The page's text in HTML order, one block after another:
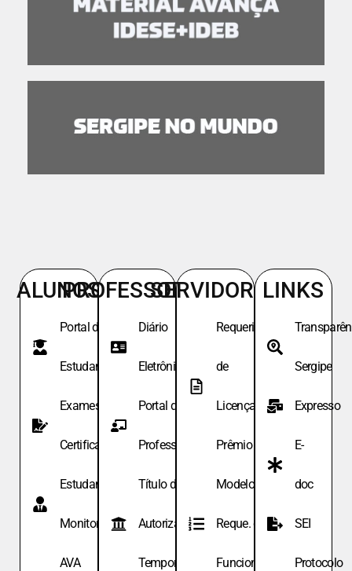
ALUNOS
Portal do
Estudante
Exames de
Certificação
Estudante
Monitor
AVA
PROFESSORES
Diário
Eletrônico
Portal do
Professor
Título de
Autoriza.
Temporária
SERVIDORES
Requeri.
de
Licença
Prêmio
Modelo de
Reque. de
Funcionário
LINKS
Sergipe
Expresso
E-
doc
SEI
Protocolo